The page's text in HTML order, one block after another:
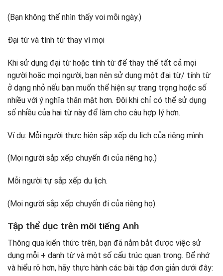
(Bạn không thể nhìn thấy voi mỗi ngày.)
Đại từ và tính từ thay vì mọi
Khi sử dụng đại từ hoặc tính từ để thay thế tất cả mọi
người hoặc mọi người, bạn nên sử dụng một đại từ/ tính từ
ở dạng nhỏ nếu bạn muốn thể hiện sự trang trọng hoặc số
nhiều với ý nghĩa thân mật hơn. Đôi khi chỉ có thể sử dụng
số nhiều của hai từ này để làm cho câu hợp lý hơn.
Ví dụ: Mỗi người thực hiện sắp xếp du lịch của riêng mình.
(Mọi người sắp xếp chuyến đi của riêng họ.)
Mỗi người tự sắp xếp du lịch.
(Mọi người sắp xếp chuyến đi của riêng họ).
Tập thể dục trên mỗi tiếng Anh
Thông qua kiến ​​thức trên, bạn đã nắm bắt được việc sử
dụng mỗi + danh từ và một số cấu trúc quan trọng. Để nhớ
và hiểu rõ hơn, hãy thực hành các bài tập đơn giản dưới đây: